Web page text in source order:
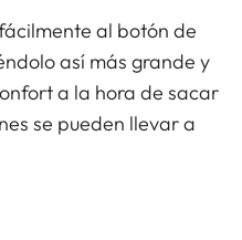
al botón de
así más grande y
a la hora de sacar
se pueden llevar a
de moda tanto
ropa. Disponible en